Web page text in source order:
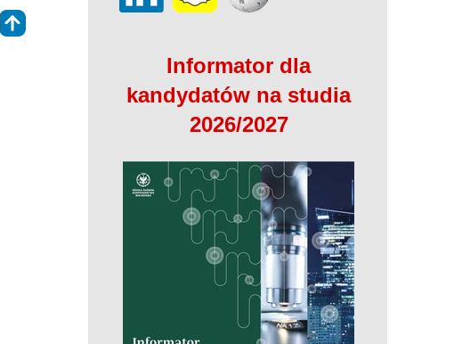
Informator dla
kandydatów na studia
2026/2027